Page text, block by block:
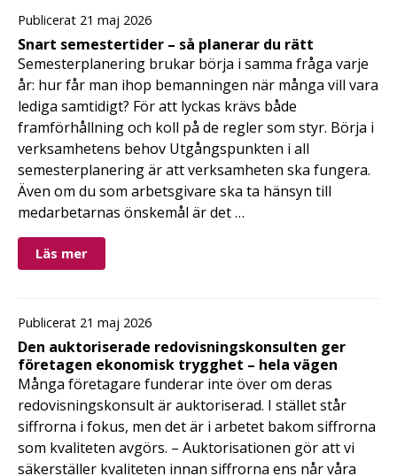
Publicerat 21 maj 2026
Snart semestertider – så planerar du rätt
Semesterplanering brukar börja i samma fråga varje
år: hur får man ihop bemanningen när många vill vara
lediga samtidigt? För att lyckas krävs både
framförhållning och koll på de regler som styr. Börja i
verksamhetens behov Utgångspunkten i all
semesterplanering är att verksamheten ska fungera.
Även om du som arbetsgivare ska ta hänsyn till
medarbetarnas önskemål är det …
Läs mer
Publicerat 21 maj 2026
Den auktoriserade redovisningskonsulten ger
företagen ekonomisk trygghet – hela vägen
Många företagare funderar inte över om deras
redovisningskonsult är auktoriserad. I stället står
siffrorna i fokus, men det är i arbetet bakom siffrorna
som kvaliteten avgörs. – Auktorisationen gör att vi
säkerställer kvaliteten innan siffrorna ens når våra